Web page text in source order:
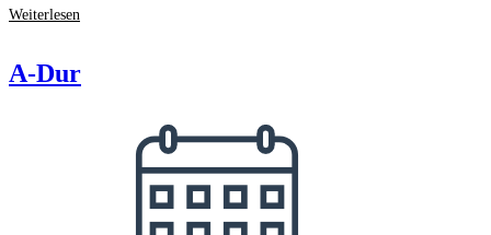
Weiterlesen
A-Dur
veröffentlicht: